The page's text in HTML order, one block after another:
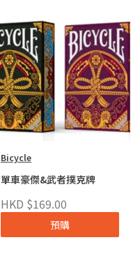
Bicycle
單車豪傑&武者撲克牌
HKD $169.00
預購